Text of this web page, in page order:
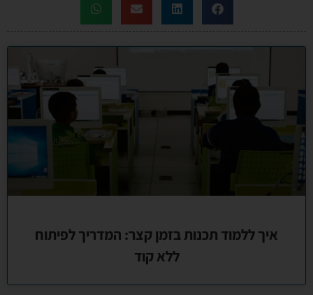
איך ללמוד תכנות בזמן קצר: המדריך לפיתוח
ללא קוד